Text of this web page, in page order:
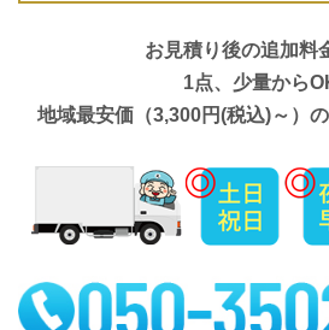
お見積り後の追加料
1点、少量から
地域最安価（3,300円(税込)～）